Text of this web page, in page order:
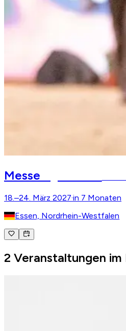
Messe
18.–24. März 2027·in 7 Monaten
Essen, Nordrhein-Westfalen
2 Veranstaltungen im